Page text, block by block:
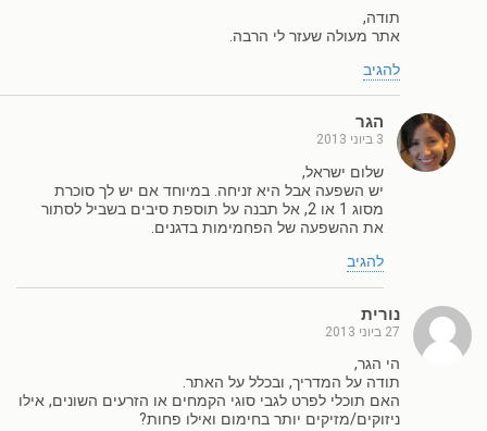
תודה,
אתר מעולה שעזר לי הרבה.
להגיב
הגר
3 ביוני 2013
שלום ישראל,
יש השפעה אבל היא זניחה. במיוחד אם יש לך סוכרת
מסוג 1 או 2, אל תבנה על תוספת סיבים בשביל לסתור
את ההשפעה של הפחמימות בדגנים.
להגיב
נורית
27 ביוני 2013
הי הגר,
תודה על המדריך, ובכלל על האתר.
האם תוכלי לפרט לגבי סוגי הקמחים או הזרעים השונים, אילו
ניזוקים/מזיקים יותר בחימום ואילו פחות?